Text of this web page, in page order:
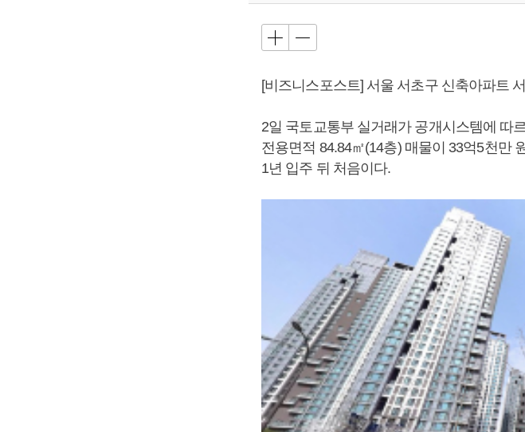
[비즈니스포스트] 서울 서초구 신축아파트
2일 국토교통부 실거래가 공개시스템에 따
전용면적 84.84㎡(14층) 매물이 33억5천만
1년 입주 뒤 처음이다.